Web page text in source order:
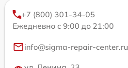
+7 (800) 301-34-05
Ежедневно с 9:00 до 21:00
info@sigma-repair-center.ru